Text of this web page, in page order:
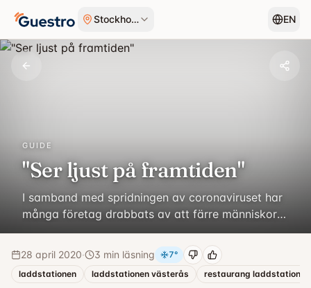
Stockholm EN
GUIDE
"Ser ljust på framtiden"
I samband med spridningen av coronaviruset har
många företag drabbats av att färre människor
är i rörelse jämfört med förut. En bransch som
drabbats väldigt hårt är restaurangbranschen. I
denna artikel-serie möter vi restaurang- och
caféägare som berättar om hur coronaviruset
28 april 2020· 3 min läsning 7°
laddstationen
laddstationen västerås restaurang laddstationen